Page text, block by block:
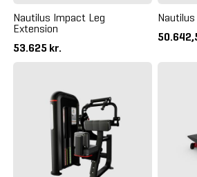
Nautilus Impact Leg
Extension
53.625 kr.